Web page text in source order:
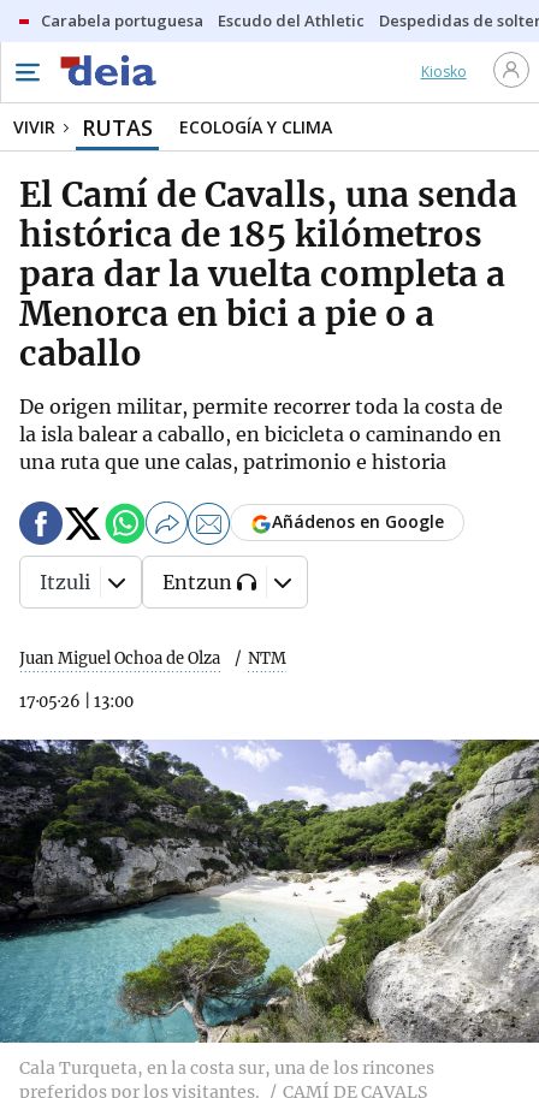
Carabela portuguesa Escudo del Athletic Despedidas de
Kiosko
VIVIR RUTAS ECOLOGÍA Y CLIMA
El Camí de Cavalls, una senda
histórica de 185 kilómetros
para dar la vuelta completa a
Menorca en bici a pie o a
caballo
De origen militar, permite recorrer toda la costa de
la isla balear a caballo, en bicicleta o caminando en
una ruta que une calas, patrimonio e historia
Juan Miguel Ochoa de Olza NTM
17·05·26 13:00
Añádenos en Google
Itzuli Entzun
Cala Turqueta, en la costa sur, una de los rincones
preferidos por los visitantes.
CAMÍ DE CAVALS